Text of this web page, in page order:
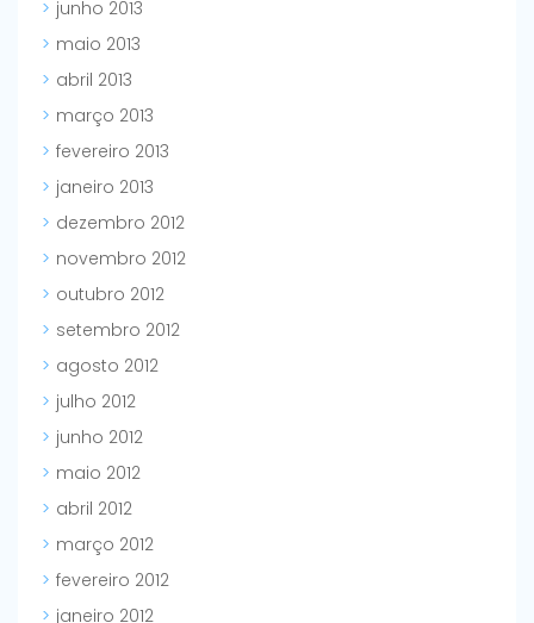
junho 2013
maio 2013
abril 2013
março 2013
fevereiro 2013
janeiro 2013
dezembro 2012
novembro 2012
outubro 2012
setembro 2012
agosto 2012
julho 2012
junho 2012
maio 2012
abril 2012
março 2012
fevereiro 2012
janeiro 2012